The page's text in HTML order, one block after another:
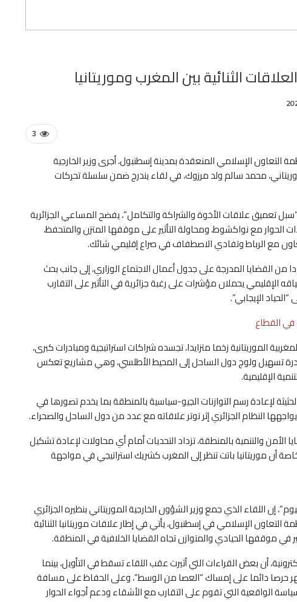
الثنائية بين المغرب وموريتانيا
3
خارجية منظمة التعاون الإسلامي المنعقدة بمدينة إسطنبول، أجرى وزير الخارجية
محمد سالم ولد مرزوك، في لقاء يندرج ضمن سلسلة تحركات
“سبل تعميق علاقات الأخوة والشراكة والتكامل”، يفضح المساعي الجزائرية
الحوار مع نواكشوط، ومحاولة التأثير على موقفها المتزن والمتحفظ،
مع الرباط وتفادي الاصطفاف في صراع إقليمي شائك.
من القضايا المدرجة على جدول أعمال الاجتماع الوزاري، إلى جانب بحث
الإقليمي يحملان مؤشرات على رغبة جزائرية في التأثير على التقارب
الإيجابي”.
في القطاع
الموريتانية زخما متزايدا، تجسده شراكات استراتيجية ومبادرات كبرى،
تسهيل ولوج دول الساحل إلى المحيط الأطلسي، وهي مشاريع تعكس
الإقليمية.
لإعادة رسم التوازنات الجيو-سياسية بالمنطقة بما يخدم تصورها في
النظام الجزائري إثر توتر علاقاته مع عدد من دول الساحل والصحراء.
والتنمية بالمنطقة، تزداد التحديات أمام أي محاولات لإعادة تشكيل
أن موريتانيا باتت تنظر إلى المغرب كشريك استراتيجي في مواجهة
إن اللقاء الذي جمع وزير الشؤون الخارجية الموريتاني بنظيره الجزائري
خارجية منظمة التعاون الإسلامي في إسطنبول، يأتي في إطار علاقات موريتانيا الثنائية
موقفها الحيادي والمتوازن تجاه القضايا الخلافية في المنطقة.
أن بعض القراءات التي أثيرت عقب اللقاء تسقط في التأويل، بينما
حرصا دائما على إمساك “العصا من الوسط”، وعلى الحفاظ على مسافة
الواقعية التي تقوم على التقارب مع الأشقاء ودعم أجواء الحوار